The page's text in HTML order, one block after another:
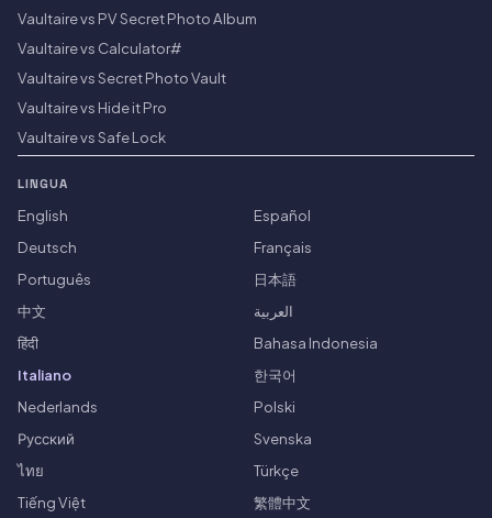
Vaultaire vs PV Secret Photo Album
Vaultaire vs Calculator#
Vaultaire vs Secret Photo Vault
Vaultaire vs Hide it Pro
Vaultaire vs Safe Lock
LINGUA
English
Español
Deutsch
Français
Português
日本語
中文
العربية
हिंदी
Bahasa Indonesia
Italiano
한국어
Nederlands
Polski
Русский
Svenska
ไทย
Türkçe
Tiếng Việt
繁體中文